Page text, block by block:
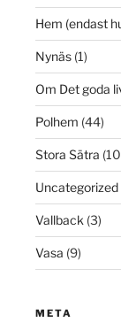
Hem (endast
Nynäs(1)
Om Det goda
Polhem (44)
Stora Sätra
Uncategorized
Vallback (3)
Vasa (9)
META